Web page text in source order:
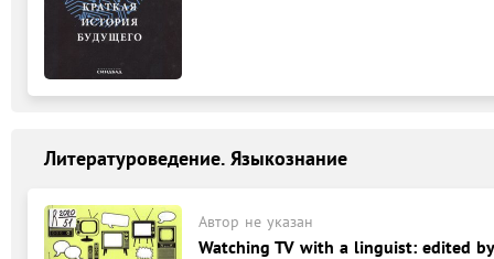
Литературоведение. Языкознание
Автор не указан
Watching TV with a linguist: edited